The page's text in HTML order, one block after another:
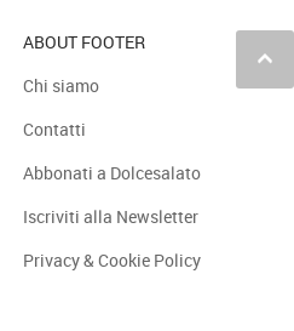
keyboard_arrow_up
ABOUT FOOTER
Chi siamo
Contatti
Abbonati a Dolcesalato
Iscriviti alla Newsletter
Privacy & Cookie Policy